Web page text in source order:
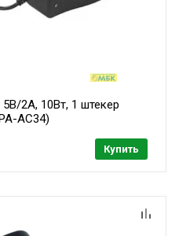
2А, 10Вт, 1 штекер
AC34)
Купить